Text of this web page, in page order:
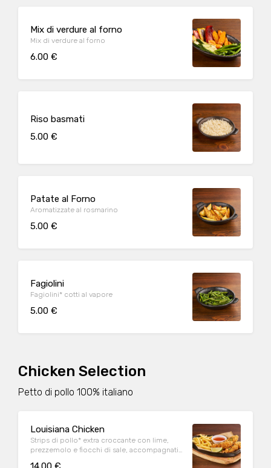
Mix di verdure al forno
Mix di verdure al forno
6.00 €
Riso basmati
5.00 €
Patate al Forno
Aromatizzate al rosmarino
5.00 €
Fagiolini
Fagiolini* cotti al vapore
5.00 €
Chicken Selection
Petto di pollo 100% italiano
Louisiana Chicken
Strips di pollo* extra croccante con lime,
prezzemolo e fiocchi di sale, accompagnati